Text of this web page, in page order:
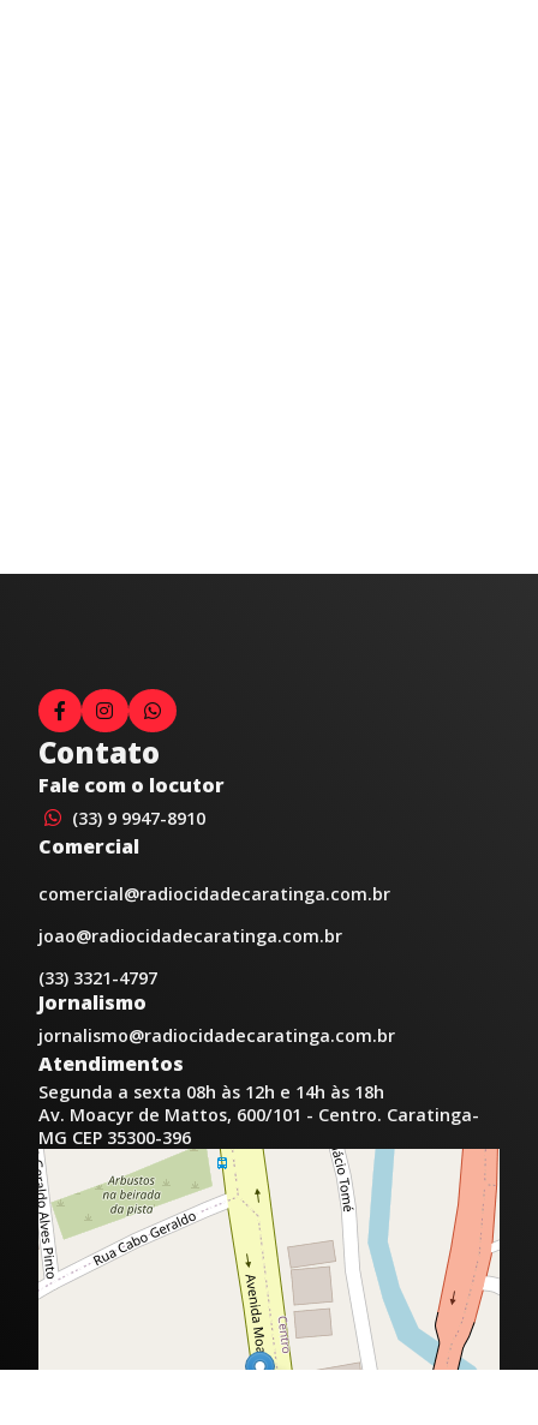
Contato
Fale com o locutor
(33) 9 9947-8910
Comercial
comercial@radiocidadecaratinga.com.br
joao@radiocidadecaratinga.com.br
(33) 3321-4797
Jornalismo
jornalismo@radiocidadecaratinga.com.br
Atendimentos
Segunda a sexta 08h às 12h e 14h às 18h
Av. Moacyr de Mattos, 600/101 - Centro. Caratinga-
MG CEP 35300-396